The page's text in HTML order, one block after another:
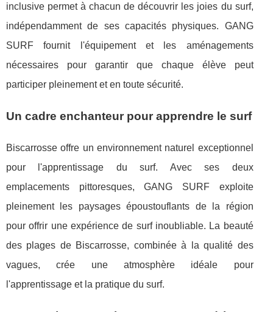
inclusive permet à chacun de découvrir les joies du surf,
indépendamment de ses capacités physiques. GANG
SURF fournit l'équipement et les aménagements
nécessaires pour garantir que chaque élève peut
participer pleinement et en toute sécurité.
Un cadre enchanteur pour apprendre le surf
Biscarrosse offre un environnement naturel exceptionnel
pour l'apprentissage du surf. Avec ses deux
emplacements pittoresques, GANG SURF exploite
pleinement les paysages époustouflants de la région
pour offrir une expérience de surf inoubliable. La beauté
des plages de Biscarrosse, combinée à la qualité des
vagues, crée une atmosphère idéale pour
l'apprentissage et la pratique du surf.